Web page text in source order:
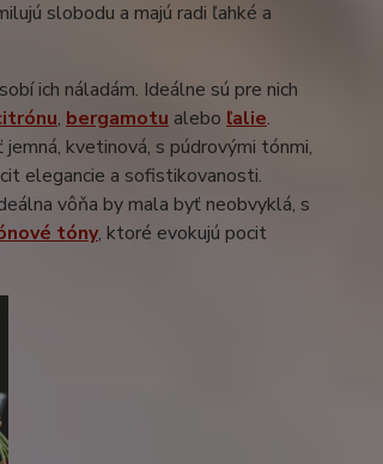
slobodu a majú radi ľahké a
ich náladám. Ideálne sú pre nich
, bergamotu alebo ľalie.
kvetinová, s púdrovými tónmi,
elegancie a sofistikovanosti.
vôňa by mala byť neobvyklá, s
tóny, ktoré evokujú pocit